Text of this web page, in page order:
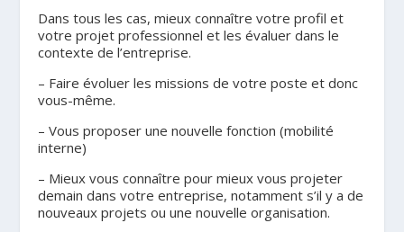
Dans tous les cas, mieux connaître votre profil et
votre projet professionnel et les évaluer dans le
contexte de l’entreprise.
– Faire évoluer les missions de votre poste et donc
vous-même.
– Vous proposer une nouvelle fonction (mobilité
interne)
– Mieux vous connaître pour mieux vous projeter
demain dans votre entreprise, notamment s’il y a de
nouveaux projets ou une nouvelle organisation.